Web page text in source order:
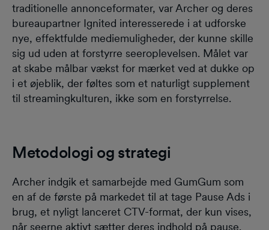
traditionelle annonceformater, var Archer og deres
bureaupartner Ignited interesserede i at udforske
nye, effektfulde mediemuligheder, der kunne skille
sig ud uden at forstyrre seeroplevelsen. Målet var
at skabe målbar vækst for mærket ved at dukke op
i et øjeblik, der føltes som et naturligt supplement
til streamingkulturen, ikke som en forstyrrelse.
Metodologi og strategi
Archer indgik et samarbejde med GumGum som
en af de første på markedet til at tage Pause Ads i
brug, et nyligt lanceret CTV-format, der kun vises,
når seerne aktivt sætter deres indhold på pause.